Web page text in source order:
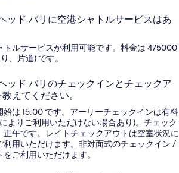
ッド バリに空港シャトルサービスはあ
トルサービスが利用可能です。料金は 475000
、片道) です。
ッド バリのチェックインとチェックア
えてください。
始は 15:00 です。アーリーチェックインは有料
よりご利用いただけない場合あり)。チェック
正午です。レイトチェックアウトは空室状況に
利用いただけます。非対面式のチェックイン /
ご利用いただけます。